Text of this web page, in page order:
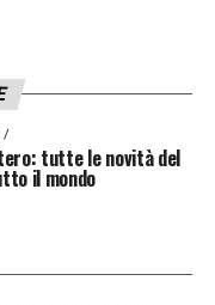
tutte le novità del
il mondo